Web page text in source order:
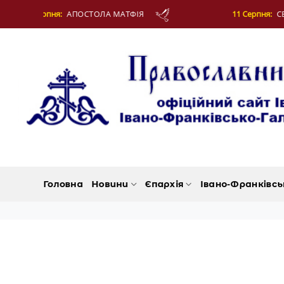
11 Серпня: СВЯЩЕННОМУЧЕНИКА
Головна Новини Єпархія Івано-